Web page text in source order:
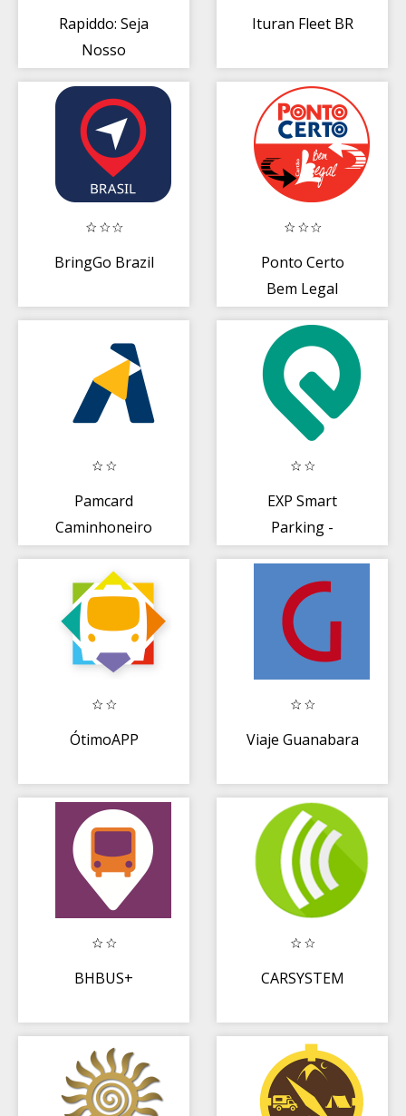
Rapiddo: Seja
Nosso
Ituran Fleet BR
BringGo Brazil
Ponto Certo
Bem Legal
Pamcard
Caminhoneiro
EXP Smart
Parking -
Vagas de Rua
ÓtimoAPP Viaje Guanabara
BHBUS+ CARSYSTEM